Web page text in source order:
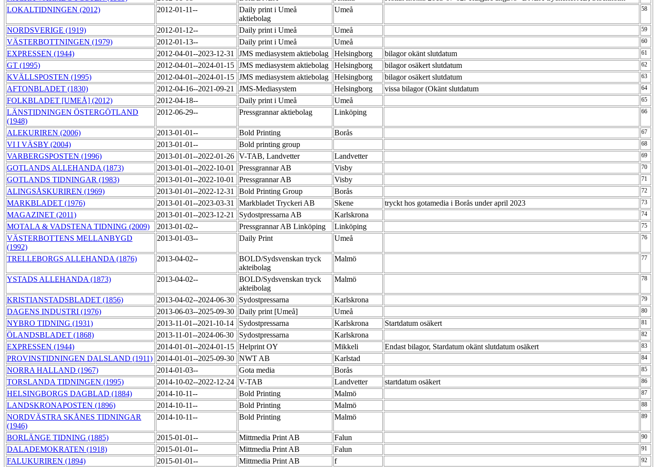
LOKALTIDNINGEN (2012) 2012-01-11--
Daily print i Umeå
aktiebolag
Umeå 58
NORDSVERIGE (1919) 2012-01-12-- Daily print i Umeå Umeå 59
VÄSTERBOTTNINGEN (1979) 2012-01-13-- Daily print i Umeå Umeå 60
EXPRESSEN (1944) 2012-04-01--2023-12-31 JMS mediasystem aktiebolag Helsingborg bilagor okänt slutdatum 61
GT (1995) 2012-04-01--2024-01-15 JMS mediasystem aktiebolag Helsingborg bilagor osäkert slutdatum 62
KVÄLLSPOSTEN (1995) 2012-04-01--2024-01-15 JMS mediasystem aktiebolag Helsingborg bilagor osäkert slutdatum 63
AFTONBLADET (1830) 2012-04-16--2021-09-21 JMS-Mediasystem Helsingborg vissa bilagor (Okänt slutdatum 64
FOLKBLADET [UMEÅ] (2012) 2012-04-18-- Daily print i Umeå Umeå 65
LÄNSTIDNINGEN ÖSTERGÖTLAND
(1948)
2012-06-29-- Pressgrannar aktiebolag Linköping 66
ALEKURIREN (2006) 2013-01-01-- Bold Printing Borås 67
VI I VÄSBY (2004) 2013-01-01-- Bold printing group 68
VARBERGSPOSTEN (1996) 2013-01-01--2022-01-26 V-TAB, Landvetter Landvetter 69
GOTLANDS ALLEHANDA (1873) 2013-01-01--2022-10-01 Pressgrannar AB Visby 70
GOTLANDS TIDNINGAR (1983) 2013-01-01--2022-10-01 Pressgrannar AB Visby 71
ALINGSÅSKURIREN (1969) 2013-01-01--2022-12-31 Bold Printing Group Borås 72
MARKBLADET (1976) 2013-01-01--2023-03-31 Markbladet Tryckeri AB Skene tryckt hos gotamedia i Borås under april 2023 73
MAGAZINET (2011) 2013-01-01--2023-12-21 Sydostpressarna AB Karlskrona 74
MOTALA & VADSTENA TIDNING (2009) 2013-01-02-- Pressgrannar AB Linköping Linköping 75
VÄSTERBOTTENS MELLANBYGD
(1992)
2013-01-03-- Daily Print Umeå 76
TRELLEBORGS ALLEHANDA (1876) 2013-04-02--
BOLD/Sydsvenskan tryck
akteibolag
Malmö 77
YSTADS ALLEHANDA (1873) 2013-04-02--
BOLD/Sydsvenskan tryck
akteibolag
Malmö 78
KRISTIANSTADSBLADET (1856) 2013-04-02--2024-06-30 Sydostpressarna Karlskrona 79
DAGENS INDUSTRI (1976) 2013-06-03--2025-09-30 Daily print [Umeå] Umeå 80
NYBRO TIDNING (1931) 2013-11-01--2021-10-14 Sydostpressarna Karlskrona Startdatum osäkert 81
ÖLANDSBLADET (1868) 2013-11-01--2024-06-30 Sydostpressarna Karlskrona 82
EXPRESSEN (1944) 2014-01-01--2024-01-15 Helprint OY Mikkeli Endast bilagor, Stardatum okänt slutdatum osäkert 83
PROVINSTIDNINGEN DALSLAND (1911) 2014-01-01--2025-09-30 NWT AB Karlstad 84
NORRA HALLAND (1967) 2014-01-03-- Gota media Borås 85
TORSLANDA TIDNINGEN (1995) 2014-10-02--2022-12-24 V-TAB Landvetter startdatum osäkert 86
HELSINGBORGS DAGBLAD (1884) 2014-10-11-- Bold Printing Malmö 87
LANDSKRONAPOSTEN (1896) 2014-10-11-- Bold Printing Malmö 88
NORDVÄSTRA SKÅNES TIDNINGAR
(1946)
2014-10-11-- Bold Printing Malmö 89
BORLÄNGE TIDNING (1885) 2015-01-01-- Mittmedia Print AB Falun 90
DALADEMOKRATEN (1918) 2015-01-01-- Mittmedia Print AB Falun 91
FALUKURIREN (1894) 2015-01-01-- Mittmedia Print AB f 92